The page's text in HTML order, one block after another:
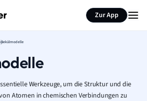
Zur App
Werkzeuge, um die Struktur und die
Atomen in chemischen Verbindungen zu